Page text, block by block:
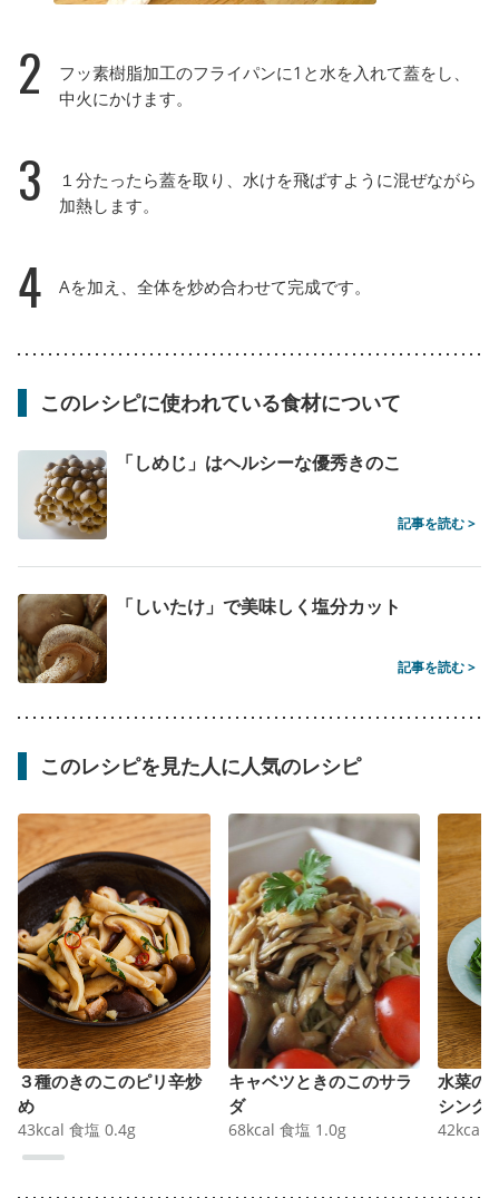
2
フッ素樹脂加工のフライパンに1と水を入れて蓋をし、
中火にかけます。
3
１分たったら蓋を取り、水けを飛ばすように混ぜながら
加熱します。
4 Aを加え、全体を炒め合わせて完成です。
このレシピに使われている食材について
「しめじ」はヘルシーな優秀きのこ
記事を読む >
「しいたけ」で美味しく塩分カット
記事を読む >
このレシピを見た人に人気のレシピ
３種のきのこのピリ辛炒
め
43kcal 食塩 0.4g
キャベツときのこのサラ
ダ
68kcal 食塩 1.0g
水菜の
シング
42kcal